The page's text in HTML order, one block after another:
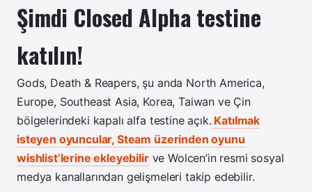
Şimdi Closed Alpha testine
katılın!
Gods, Death & Reapers, şu anda North America,
Europe, Southeast Asia, Korea, Taiwan ve Çin
bölgelerindeki kapalı alfa testine açık. Katılmak
isteyen oyuncular, Steam üzerinden oyunu
wishlist’lerine ekleyebilirve Wolcen’in resmi sosyal
medya kanallarından gelişmeleri takip edebilir.